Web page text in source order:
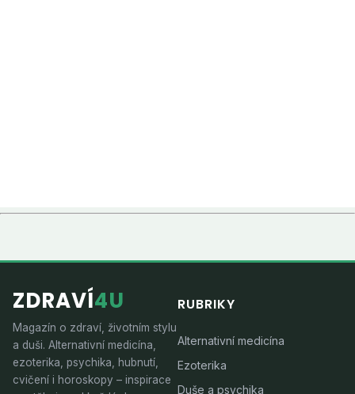
ZDRAVÍ4U
Magazín o zdraví, životním stylu
a duši. Alternativní medicína,
ezoterika, psychika, hubnutí,
cvičení i horoskopy – inspirace
RUBRIKY
Alternativní medicína
Ezoterika
Duše a psychika